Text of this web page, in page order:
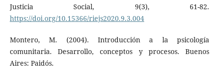
Justicia Social, 9(3), 61-82.
https://doi.org/10.15366/riejs2020.9.3.004
Montero, M. (2004). Introducción a la psicología
comunitaria. Desarrollo, conceptos y procesos. Buenos
Aires: Paidós.